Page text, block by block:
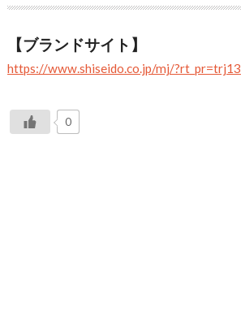
【ブランドサイト】
https://www.shiseido.co.jp/mj/?rt_pr=trj13
0